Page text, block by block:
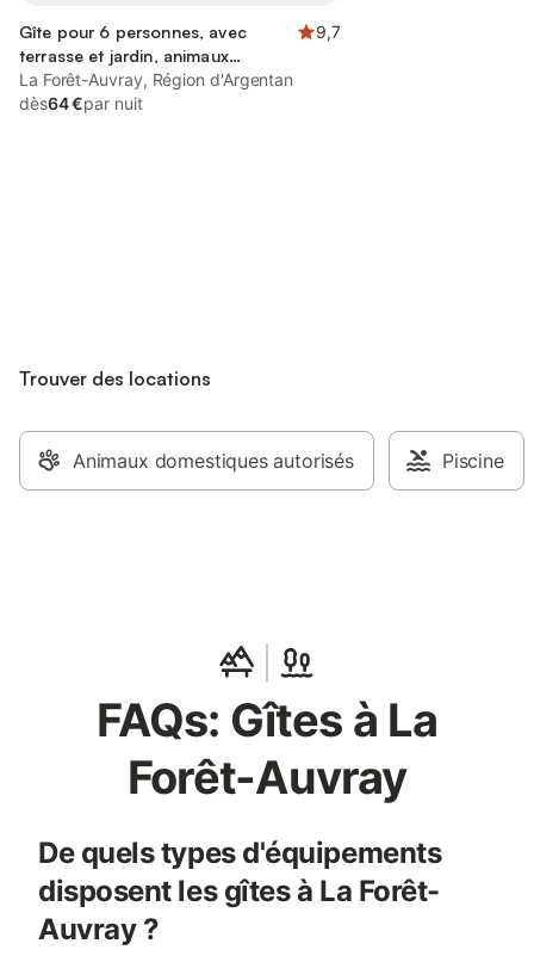
Gîte pour 6 personnes, avec
terrasse et jardin, animaux
acceptés
9,7
La Forêt-Auvray, Région d'Argentan
dès64 €par nuit
Trouver des locations
Animaux domestiques autorisés Piscine
FAQs: Gîtes à La
Forêt-Auvray
De quels types d'équipements
disposent les gîtes à La Forêt-
Auvray ?